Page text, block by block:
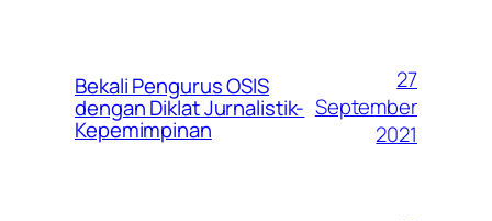
Bekali Pengurus OSIS
dengan Diklat Jurnalistik-
Kepemimpinan
27
September
2021